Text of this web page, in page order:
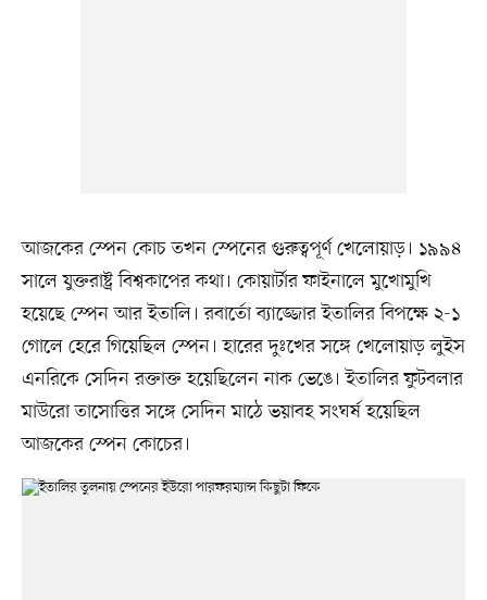
আজকের স্পেন কোচ তখন স্পেনের গুরুত্বপূর্ণ খেলোয়াড়। ১৯৯৪
সালে যুক্তরাষ্ট্র বিশ্বকাপের কথা। কোয়ার্টার ফাইনালে মুখোমুখি
হয়েছে স্পেন আর ইতালি। রবার্তো ব্যাজ্জোর ইতালির বিপক্ষে ২-১
গোলে হেরে গিয়েছিল স্পেন। হারের দুঃখের সঙ্গে খেলোয়াড় লুইস
এনরিকে সেদিন রক্তাক্ত হয়েছিলেন নাক ভেঙে। ইতালির ফুটবলার
মাউরো তাসোত্তির সঙ্গে সেদিন মাঠে ভয়াবহ সংঘর্ষ হয়েছিল
আজকের স্পেন কোচের।